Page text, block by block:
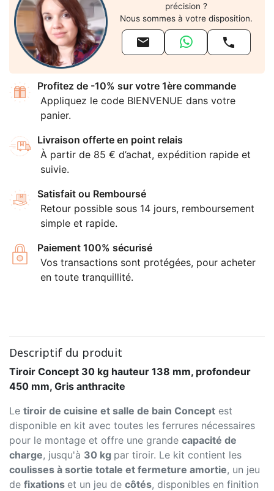
précision ?
Nous sommes à votre disposition.
 
Profitez de -10% sur votre 1ère commande
Appliquez le code BIENVENUE dans votre
panier.
Livraison offerte en point relais
À partir de 85 € d’achat, expédition rapide et
suivie.
Satisfait ou Remboursé
Retour possible sous 14 jours, remboursement
simple et rapide.
Paiement 100% sécurisé
Vos transactions sont protégées, pour acheter
en toute tranquillité.
Descriptif du produit
Tiroir Concept 30 kg hauteur 138 mm, profondeur
450 mm, Gris anthracite
Le tiroir de cuisine et salle de bain Concept est
disponible en kit avec toutes les ferrures nécessaires
pour le montage et offre une grande capacité de
charge, jusqu'à 30 kg par tiroir. Le kit contient les
coulisses à sortie totale et fermeture amortie, un jeu
de fixations et un jeu de côtés, disponibles en finition